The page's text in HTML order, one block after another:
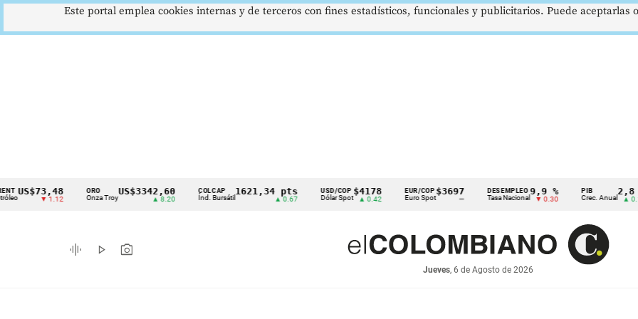
Cintillo
indicadores
económicos
▼ 1.12
ORO
Onza Troy
US$3342,60
▲ 8.20
COLCAP
Índ. Bursátil
1621,34 pts USD/COP
Dólar Spot
$4178
▲ 0.42
EUR/COP
Euro Spot
$3697
—
DESEMPLEO
Tasa Nacional
9,9 %
▼ 0.30
PIB
Crec. Anual
2,8 %
▲ 0.10
graphic_eq play_arrow photo_camera
Jueves, 6 de Agosto de 2026
Este portal emplea cookies internas y de terceros con fines estadísticos, funcionales y publicitarios. Puede aceptarlas